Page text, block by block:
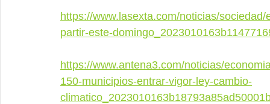
https://www.lasexta.com/noticias/
partir-este-
https://www.antena3.com/noticias/
150-municipios-entrar-vigor-ley-cambio-